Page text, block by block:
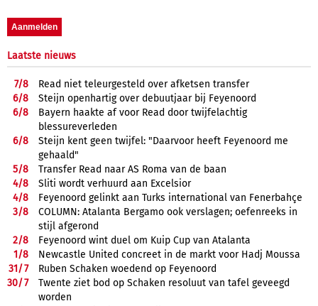
Laatste nieuws
7/8
Read niet teleurgesteld over afketsen transfer
6/8
Steijn openhartig over debuutjaar bij Feyenoord
6/8
Bayern haakte af voor Read door twijfelachtig
blessureverleden
6/8
Steijn kent geen twijfel: "Daarvoor heeft Feyenoord me
gehaald"
5/8
Transfer Read naar AS Roma van de baan
4/8
Sliti wordt verhuurd aan Excelsior
4/8
Feyenoord gelinkt aan Turks international van Fenerbahçe
3/8
COLUMN: Atalanta Bergamo ook verslagen; oefenreeks in
stijl afgerond
2/8
Feyenoord wint duel om Kuip Cup van Atalanta
1/8
Newcastle United concreet in de markt voor Hadj Moussa
31/7
Ruben Schaken woedend op Feyenoord
30/7
Twente ziet bod op Schaken resoluut van tafel geveegd
worden